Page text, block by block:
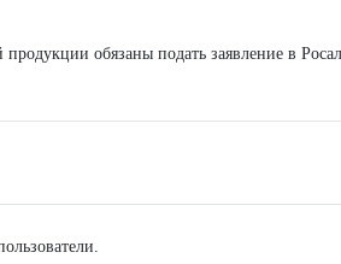
обязаны подать заявление в